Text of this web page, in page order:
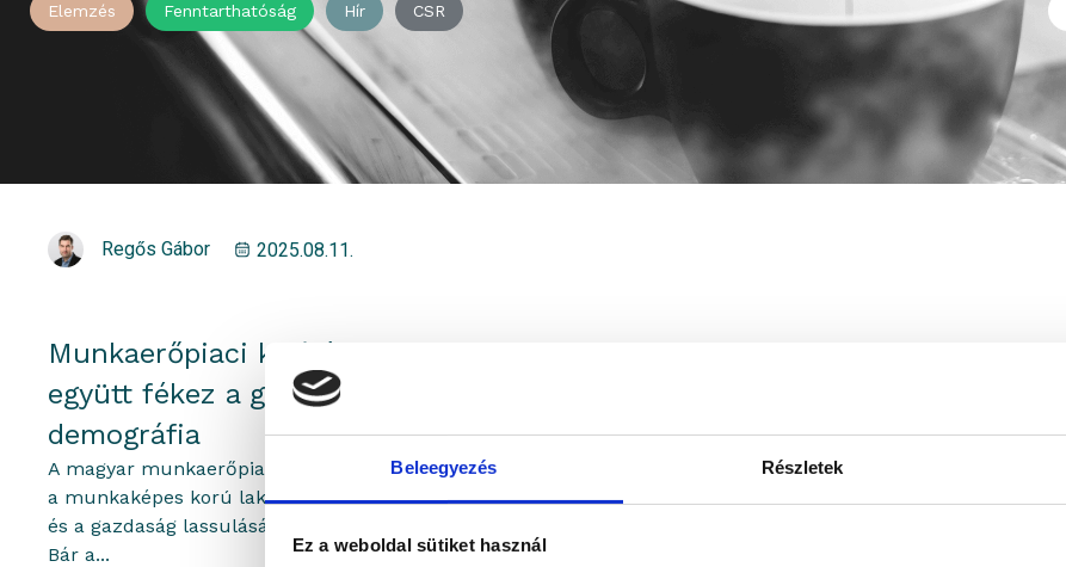
Beleegyezés Részletek
Ez a weboldal sütiket használ
Elemzés Fenntarthatóság Hír CSR
Regős Gábor 2025.08.11.
Munkaerőpiaci kihívások:
együtt fékez a gazdaság és a
demográfia
A magyar munkaerőpiac egyszerre szembesül
a munkaképes korú lakosság csökkenésével
és a gazdaság lassulásával – véli Regős Gábor.
Bár a...